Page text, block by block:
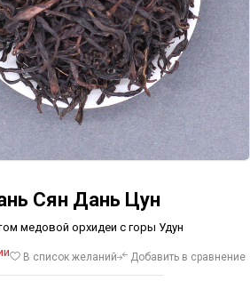
Сян Дань Цун
медовой орхидеи с горы Удун
В список желаний Добавить в сравнение